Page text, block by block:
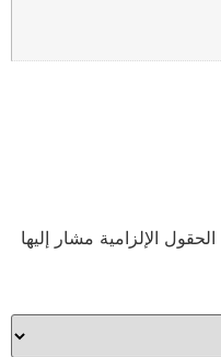
الحقول الإلزامية مشار إليها